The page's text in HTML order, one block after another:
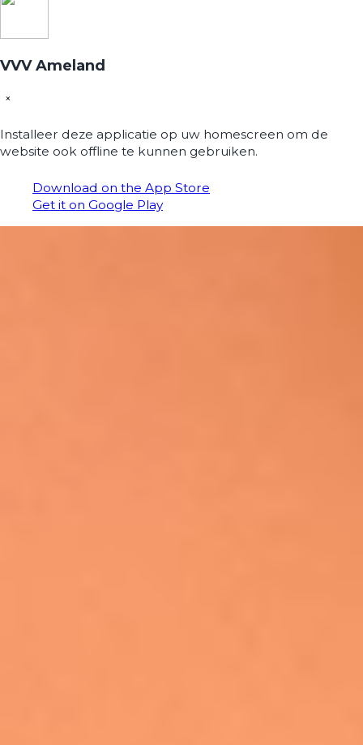
VVV Ameland
×
Installeer deze applicatie op uw homescreen om de
website ook offline te kunnen gebruiken.
Download on the App Store
Get it on Google Play